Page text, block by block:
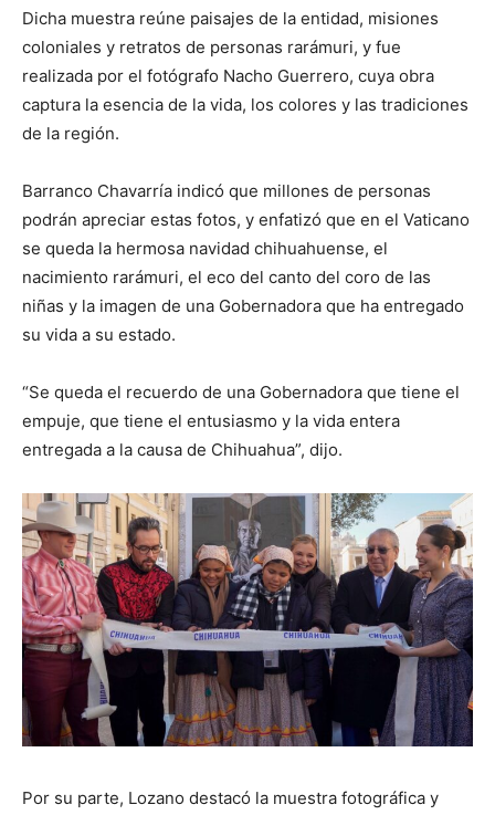
Dicha muestra reúne paisajes de la entidad, misiones
coloniales y retratos de personas rarámuri, y fue
realizada por el fotógrafo Nacho Guerrero, cuya obra
captura la esencia de la vida, los colores y las tradiciones
de la región.
Barranco Chavarría indicó que millones de personas
podrán apreciar estas fotos, y enfatizó que en el Vaticano
se queda la hermosa navidad chihuahuense, el
nacimiento rarámuri, el eco del canto del coro de las
niñas y la imagen de una Gobernadora que ha entregado
su vida a su estado.
“Se queda el recuerdo de una Gobernadora que tiene el
empuje, que tiene el entusiasmo y la vida entera
entregada a la causa de Chihuahua”, dijo.
Por su parte, Lozano destacó la muestra fotográfica y